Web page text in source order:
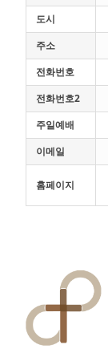
도시
주소
전화번호
전화번호2
주일예배
이메일
홈페이지